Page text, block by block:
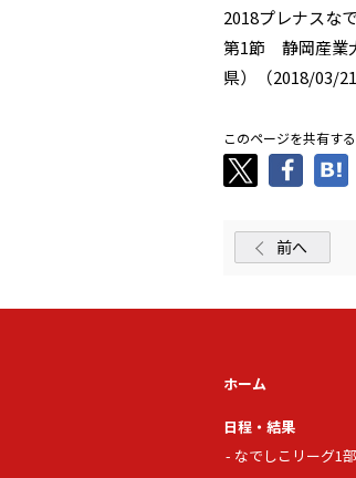
2018プレナスな
第1節 静岡産業
県）（2018/03/21
このページを共有する
前へ
ホーム
日程・結果
なでしこリーグ1部